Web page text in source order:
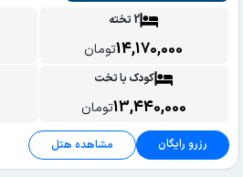
2 تخته
14,170,000تومان
کودک با تخت
13,440,000تومان
رزرو رایگان مشاهده هتل